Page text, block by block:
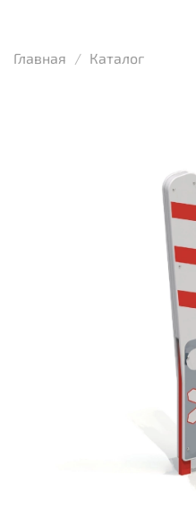
Главная Каталог